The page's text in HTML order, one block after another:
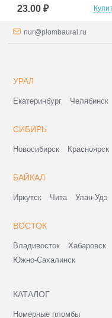
23.00 ₽
nur@plombaural.ru
УРАЛ
Екатеринбург Челябинск
СИБИРЬ
Новосибирск Красноярск
БАЙКАЛ
Иркутск Чита Улан-Удэ
ВОСТОК
Владивосток Хабаровск
Южно-Сахалинск
КАТАЛОГ
Номерные пломбы